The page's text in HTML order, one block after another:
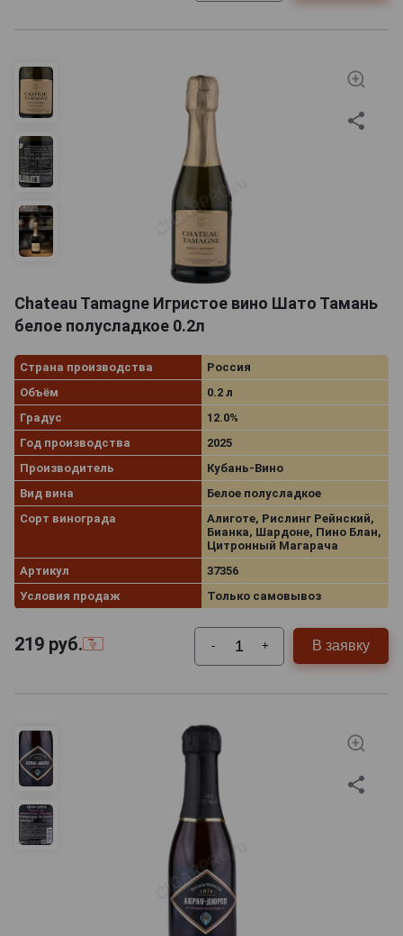
Chateau Tamagne Игристое вино Шато Тамань
белое полусладкое 0.2л
Страна производства
Россия
Объём
0.2 л
Градус
12.0%
Год производства
2025
Производитель
Кубань-Вино
Вид вина
Белое полусладкое
Сорт винограда
Алиготе, Рислинг Рейнский,
Бианка, Шардоне, Пино Блан,
Цитронный Магарача
Артикул
37356
Условия продаж
Только самовывоз
219 руб. - + В заявку